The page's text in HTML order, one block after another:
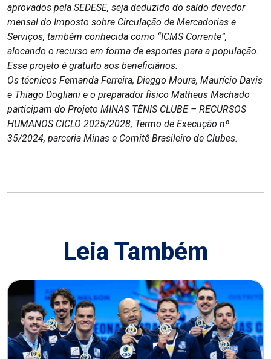
aprovados pela SEDESE, seja deduzido do saldo devedor
mensal do Imposto sobre Circulação de Mercadorias e
Serviços, também conhecida como “ICMS Corrente”,
alocando o recurso em forma de esportes para a população.
Esse projeto é gratuito aos beneficiários.
Os técnicos Fernanda Ferreira, Dieggo Moura, Maurício Davis
e Thiago Dogliani e o preparador físico Matheus Machado
participam do Projeto MINAS TÊNIS CLUBE – RECURSOS
HUMANOS CICLO 2025/2028, Termo de Execução nº
35/2024, parceria Minas e Comitê Brasileiro de Clubes.
Leia Também